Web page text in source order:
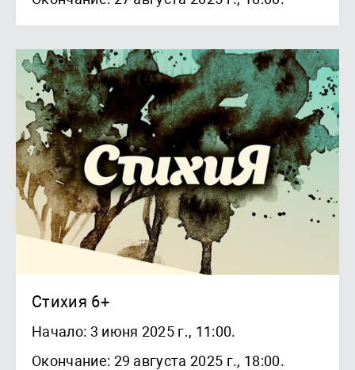
Стихия 6+
Начало: 3 июня 2025 г., 11:00.
Окончание: 29 августа 2025 г., 18:00.